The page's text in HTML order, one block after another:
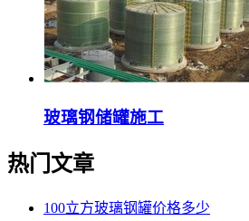
玻璃钢储罐施工
热门文章
100立方玻璃钢罐价格多少